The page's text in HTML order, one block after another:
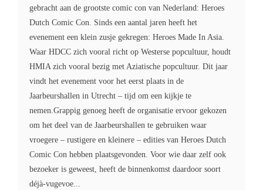
gebracht aan de grootste comic con van Nederland: Heroes
Dutch Comic Con. Sinds een aantal jaren heeft het
evenement een klein zusje gekregen: Heroes Made In Asia.
Waar HDCC zich vooral richt op Westerse popcultuur, houdt
HMIA zich vooral bezig met Aziatische popcultuur. Dit jaar
vindt het evenement voor het eerst plaats in de
Jaarbeurshallen in Utrecht – tijd om een kijkje te
nemen.Grappig genoeg heeft de organisatie ervoor gekozen
om het deel van de Jaarbeurshallen te gebruiken waar
vroegere – rustigere en kleinere – edities van Heroes Dutch
Comic Con hebben plaatsgevonden. Voor wie daar zelf ook
bezoeker is geweest, heeft de binnenkomst daardoor soort
déjà-vugevoe...